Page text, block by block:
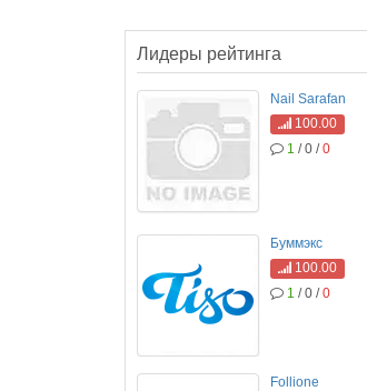
Лидеры рейтинга
Nail Sarafan
100.00
1 / 0 /0
Буммэкс
100.00
1 / 0 /0
Follione